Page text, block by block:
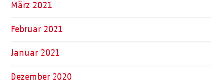
März 2021
Februar 2021
Januar 2021
Dezember 2020